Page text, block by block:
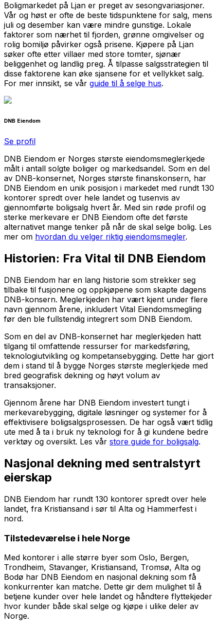
Boligmarkedet på Ljan er preget av sesongvariasjoner.
Vår og høst er ofte de beste tidspunktene for salg, mens
juli og desember kan være mindre gunstige. Lokale
faktorer som nærhet til fjorden, grønne omgivelser og
rolig bomiljø påvirker også prisene. Kjøpere på Ljan
søker ofte etter villaer med store tomter, sjønær
beliggenhet og landlig preg. Å tilpasse salgsstrategien til
disse faktorene kan øke sjansene for et vellykket salg.
For mer innsikt, se vår guide til å selge hus.
DNB Eiendom
Se profil
DNB Eiendom er Norges største eiendomsmeglerkjede
målt i antall solgte boliger og markedsandel. Som en del
av DNB-konsernet, Norges største finanskonsern, har
DNB Eiendom en unik posisjon i markedet med rundt 130
kontorer spredt over hele landet og tusenvis av
gjennomførte boligsalg hvert år. Med sin røde profil og
sterke merkevare er DNB Eiendom ofte det første
alternativet mange tenker på når de skal selge bolig. Les
mer om hvordan du velger riktig eiendomsmegler.
Historien: Fra Vital til DNB Eiendom
DNB Eiendom har en lang historie som strekker seg
tilbake til fusjonene og oppkjøpene som skapte dagens
DNB-konsern. Meglerkjeden har vært kjent under flere
navn gjennom årene, inkludert Vital Eiendomsmegling
før den ble fullstendig integrert som DNB Eiendom.
Som en del av DNB-konsernet har meglerkjeden hatt
tilgang til omfattende ressurser for markedsføring,
teknologiutvikling og kompetansebygging. Dette har gjort
dem i stand til å bygge Norges største meglerkjede med
bred geografisk dekning og høyt volum av
transaksjoner.
Gjennom årene har DNB Eiendom investert tungt i
merkevarebygging, digitale løsninger og systemer for å
effektivisere boligsalgsprosessen. De har også vært tidlig
ute med å ta i bruk ny teknologi for å gi kundene bedre
verktøy og oversikt. Les vår store guide for boligsalg.
Nasjonal dekning med sentralstyrt
eierskap
DNB Eiendom har rundt 130 kontorer spredt over hele
landet, fra Kristiansand i sør til Alta og Hammerfest i
nord.
Tilstedeværelse i hele Norge
Med kontorer i alle større byer som Oslo, Bergen,
Trondheim, Stavanger, Kristiansand, Tromsø, Alta og
Bodø har DNB Eiendom en nasjonal dekning som få
konkurrenter kan matche. Dette gir dem mulighet til å
betjene kunder over hele landet og håndtere flyttekjeder
hvor kunder både skal selge og kjøpe i ulike deler av
Norge.